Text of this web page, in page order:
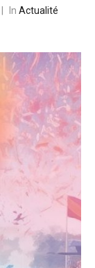
In Actualité